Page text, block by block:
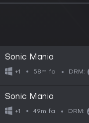
Sonic Mania
+1 58m fa DRM:
Sonic Mania
+1 49m fa DRM: